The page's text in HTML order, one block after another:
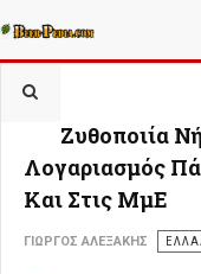
Ζυθοποιία
Λογαριασμός
Και Στις ΜμΕ
ΓΙΏΡΓΟΣ ΑΛΕΞΆΚΗΣ